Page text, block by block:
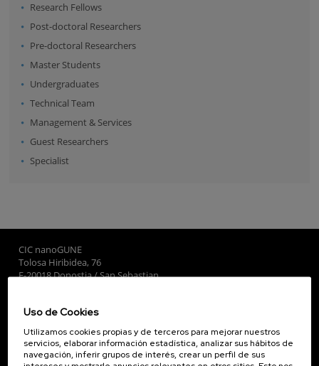
Research Fellows
Post-doctoral Researchers
Pre-doctoral Researchers
Master Students
Undergraduates
Technical Team
Management & Services
Guest Researchers
Specialist
CIC nanoGUNE
Tolosa Hiribidea, 76
E-20018 Donostia / San Sebastian
Subscribe to our Newsletter
nanoGUNE
Uso de Cookies
Utilizamos cookies propias y de terceros para mejorar nuestros
servicios, elaborar información estadística, analizar sus hábitos de
navegación, inferir grupos de interés, crear un perfil de sus